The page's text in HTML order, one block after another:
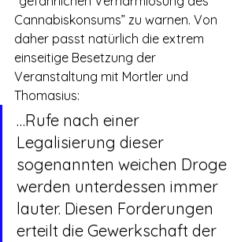
Cannabiskonsums” zu warnen. Von
daher passt natürlich die extrem
einseitige Besetzung der
Veranstaltung mit Mortler und
Thomasius:
…Rufe nach einer
Legalisierung dieser
sogenannten weichen Droge
werden unterdessen immer
lauter. Diesen Forderungen
erteilt die Gewerkschaft der